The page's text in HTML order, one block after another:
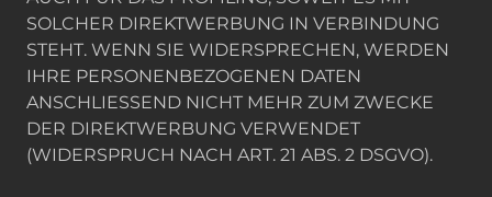
SOLCHER DIREKTWERBUNG IN VERBINDUNG
STEHT. WENN SIE WIDERSPRECHEN, WERDEN
IHRE PERSONENBEZOGENEN DATEN
ANSCHLIESSEND NICHT MEHR ZUM ZWECKE
DER DIREKTWERBUNG VERWENDET
(WIDERSPRUCH NACH ART. 21 ABS. 2 DSGVO).